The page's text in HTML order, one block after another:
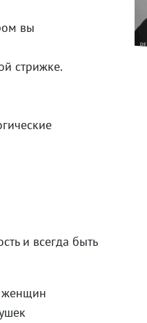
вы
стрижке.
и всегда быть
женщин